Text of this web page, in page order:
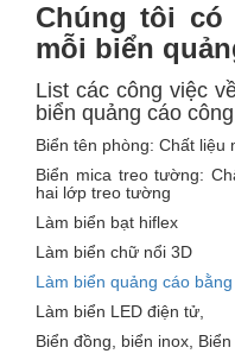
Chúng tôi có
mỗi biển
List các công việc
biển quảng cáo
Biển tên phòng: Chất liệu
Biển mica treo tường:
hai lớp treo tường
Làm biển bạt hiflex
Làm biển chữ nổi 3D
Làm biển quảng cáo
Làm biển LED điện tử,
Biển đồng, biển inox,